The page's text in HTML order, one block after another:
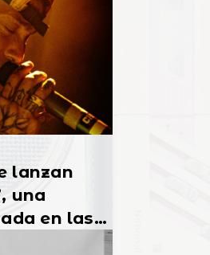
lanzan
una
en las
ataduras